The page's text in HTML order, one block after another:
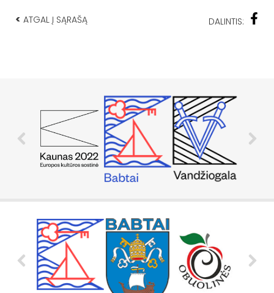
< ATGAL Į SĄRAŠĄ DALINTIS: